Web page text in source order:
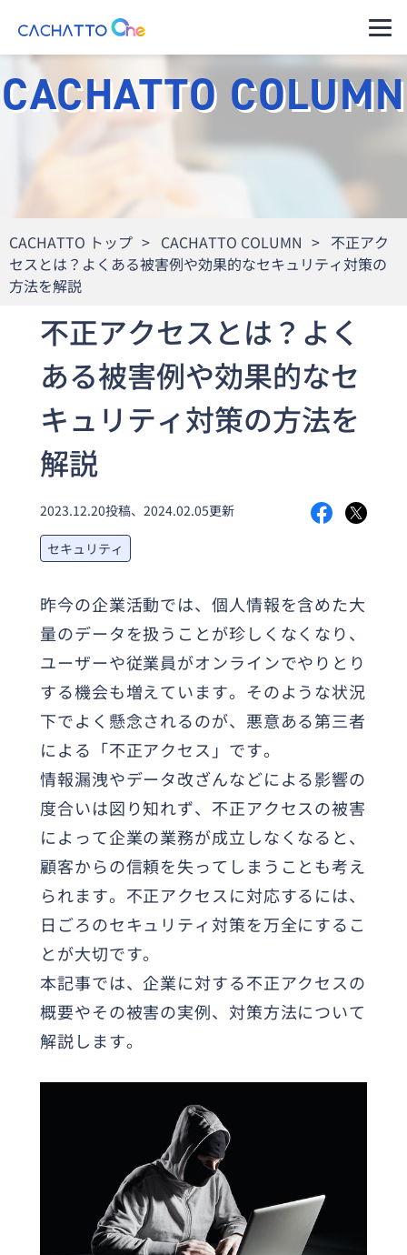
ップ
高水準のセキ
ュリティ
自治体のご担
当者様へ
金融・保険業
様へ
セキュアなVPNで社内にアク
分離環境へのアクセスを端末
アント
VPN機器をインターネットに
公開しないセキュアなVPN
リモートデス
クトップ
お得な料金体系でシンプル機
Splashtop for
ウザ
サポート・管
クライアント
動作環境
※これまでの
CACHATTO
パートナー一覧
運用ご担当者様（管理者様）
ご利用者様（アプリのユーザー様）
CACHATTO COLUMN
CACHATTO トップ > CACHATTO COLUMN > 不正アク
セスとは？よくある被害例や効果的なセキュリティ対策の
方法を解説
不正アクセスとは？よく
ある被害例や効果的なセ
キュリティ対策の方法を
解説
2023.12.20投稿、2024.02.05更新
セキュリティ
昨今の企業活動では、個人情報を含めた大
量のデータを扱うことが珍しくなくなり、
ユーザーや従業員がオンラインでやりとり
する機会も増えています。そのような状況
下でよく懸念されるのが、悪意ある第三者
による「不正アクセス」です。
情報漏洩やデータ改ざんなどによる影響の
度合いは図り知れず、不正アクセスの被害
によって企業の業務が成立しなくなると、
顧客からの信頼を失ってしまうことも考え
られます。不正アクセスに対応するには、
日ごろのセキュリティ対策を万全にするこ
とが大切です。
本記事では、企業に対する不正アクセスの
概要やその被害の実例、対策方法について
解説します。